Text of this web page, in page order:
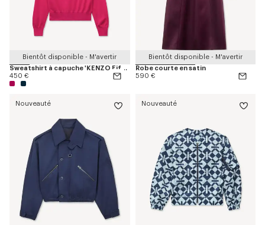
Bientôt disponible - M'avertir
Sweatshirt à capuche 'KENZO Eiffel Tower Design' en laine
450 €
Bientôt disponible - M'avertir
Robe courte en satin
590 €
Nouveauté Nouveauté